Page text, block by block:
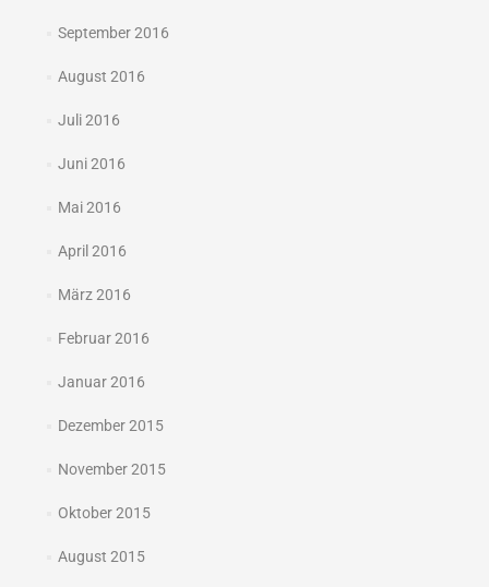
September 2016
August 2016
Juli 2016
Juni 2016
Mai 2016
April 2016
März 2016
Februar 2016
Januar 2016
Dezember 2015
November 2015
Oktober 2015
August 2015